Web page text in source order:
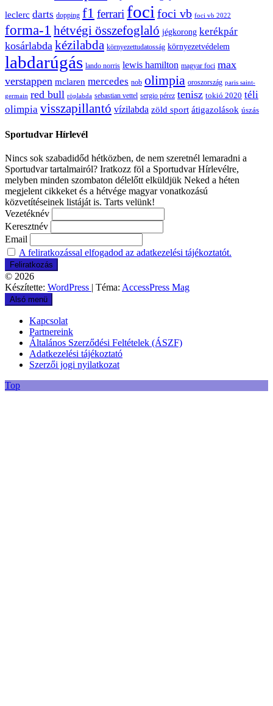
leclerc darts dopping f1 ferrari foci foci vb foci vb 2022
forma-1 hétvégi összefoglaló jégkorong kerékpár
kosárlabda kézilabda környezettudatosság környezetvédelem
labdarúgás lando norris lewis hamilton magyar foci max
verstappen mclaren mercedes nob olimpia oroszország paris saint-
germain red bull röplabda sebastian vettel sergio pérez tenisz tokió 2020 téli
olimpia visszapillantó vízilabda zöld sport átigazolások úszás
Sportudvar Hírlevél
Nincs sok szabadidőd hétközben, de nem szeretnél lemaradni a
Sportudvar tartalmairól? Iratkozz föl a Sportudvar Hírlevélre,
melyben minden szombaton délelőtt elküldjük Neked a héten
megjelent cikkeket és a hétvége magyar vonatkozású
közvetítéseinek listáját is. Tarts velünk!
Vezetéknév
Keresztnév
Email
A feliratkozással elfogadod az adatkezelési tájékoztatót.
© 2026
Készítette: WordPress | Téma: AccessPress Mag
Alsó menü
Kapcsolat
Partnereink
Általános Szerződési Feltételek (ÁSZF)
Adatkezelési tájékoztató
Szerzői jogi nyilatkozat
Top